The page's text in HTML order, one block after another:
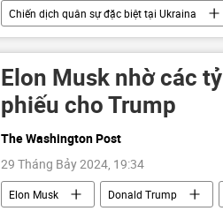
Chiến dịch quân sự đặc biệt tại Ukraina
Thế giới
Hoa Kỳ xung
Elon Musk nhờ các
phiếu cho Trump
The Washington Post
29 Tháng Bảy 2024, 19:34
Elon Musk Donald Trump